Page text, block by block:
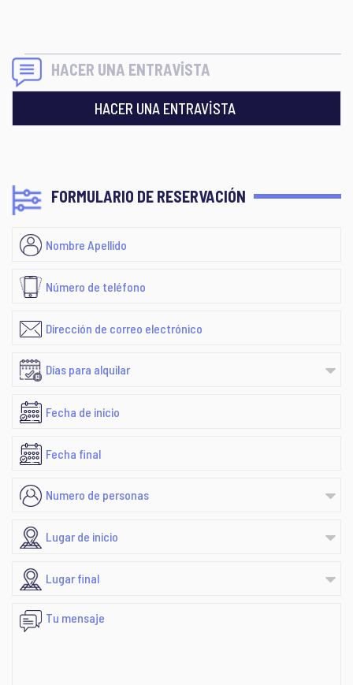
HACER UNA ENTRAVİSTA
HACER UNA ENTRAVİSTA
FORMULARIO DE RESERVACIÓN